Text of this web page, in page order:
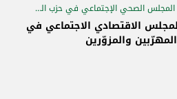
المجلس الصحي الإجتماعي في حزب الكتائب
الاقتصادي الاجتماعي في
والمزوّرين